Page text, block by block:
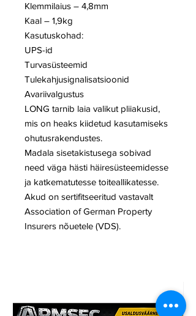
Klemmilaius – 4,8mm
Kaal – 1,9kg
Kasutuskohad:
UPS-id
Turvasüsteemid
Tulekahjusignalisatsioonid
Avariivalgustus
LONG tarnib laia valikut pliiakusid,
mis on heaks kiidetud kasutamiseks
ohutusrakendustes.
Madala sisetakistusega sobivad
need väga hästi häiresüsteemidesse
ja katkematutesse toiteallikatesse.
Akud on sertifitseeritud vastavalt
Association of German Property
Insurers nõuetele (VDS).